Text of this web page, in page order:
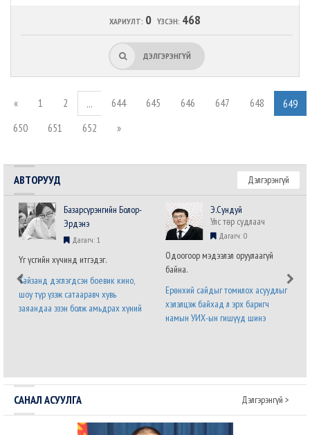
ХАРИУЛТ: 0 ҮЗСЭН: 468
ДЭЛГЭРЭНГҮЙ
« 1 2 ... 644 645 646 647 648
649
650
651 652 »
АВТОРУУД Дэлгэрэнгүй
Базарсүрэнгийн Болор-
Эрдэнэ
Дагагч: 1
Үг үсгийн хүчинд итгэдэг.
Тайзанд дэглэгдсэн боевик кино,
шоу түр үзэж сатааравч хувь
заяандаа эзэн болж амьдрах хүний
эвэрнээс хойно у..
Э.Сундуй
Улс төр судлаач
Дагагч: 0
Одоогоор мэдээлэл оруулаагүй
байна.
Ерөнхий сайдыг томилох асуудлыг
хэлэлцэж байхад л эрх баригч
намын УИХ-ын гишүүд шинэ
томилогдсон Ерөнхий с..
САНАЛ АСУУЛГА Дэлгэрэнгүй >